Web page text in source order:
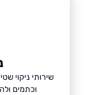
שירותי ניקוי שטיחים
וכתמים ולהחזרת